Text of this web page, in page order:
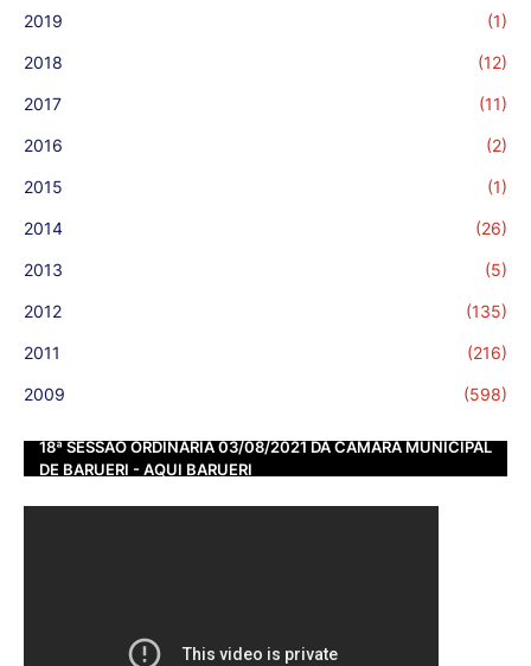
2019 (1)
2018 (12)
2017 (11)
2016 (2)
2015 (1)
2014 (26)
2013 (5)
2012 (135)
2011 (216)
2009 (598)
18ª SESSÃO ORDINÁRIA 03/08/2021 DA CÂMARA MUNICIPAL
DE BARUERI - AQUI BARUERI